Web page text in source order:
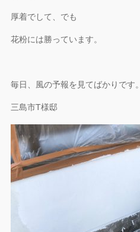
厚着でして、でも
花粉には勝っています。
毎日、風の予報を見てばかりです。
三島市T様邸